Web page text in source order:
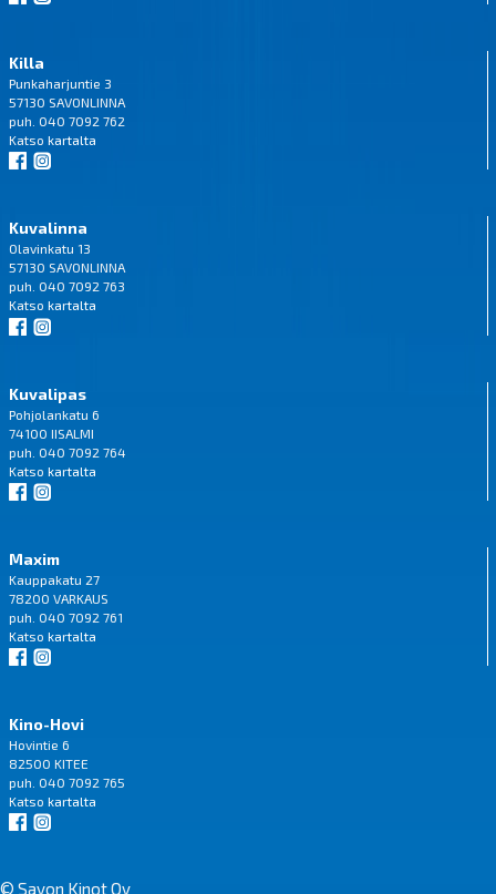
Killa
Punkaharjuntie 3
57130 SAVONLINNA
puh. 040 7092 762
Katso kartalta
Kuvalinna
Olavinkatu 13
57130 SAVONLINNA
puh. 040 7092 763
Katso kartalta
Kuvalipas
Pohjolankatu 6
74100 IISALMI
puh. 040 7092 764
Katso kartalta
Maxim
Kauppakatu 27
78200 VARKAUS
puh. 040 7092 761
Katso kartalta
Kino-Hovi
Hovintie 6
82500 KITEE
puh. 040 7092 765
Katso kartalta
© Savon Kinot Oy